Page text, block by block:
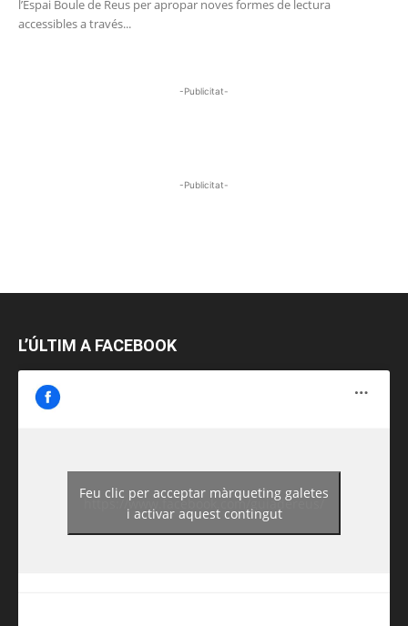
l’Espai Boule de Reus per apropar noves formes de lectura
accessibles a través...
-Publicitat-
-Publicitat-
L’ÚLTIM A FACEBOOK
https://www.facebook.com/guiadereus/
Feu clic per acceptar màrqueting galetes
i activar aquest contingut